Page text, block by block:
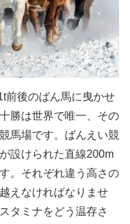
前後のばん馬に曳かせ
勝は世界で唯一、その
馬場です。ばんえい競
設けられた直線200m
。それぞれ違う高さの
えなければなりませ
タミナをどう温存さ